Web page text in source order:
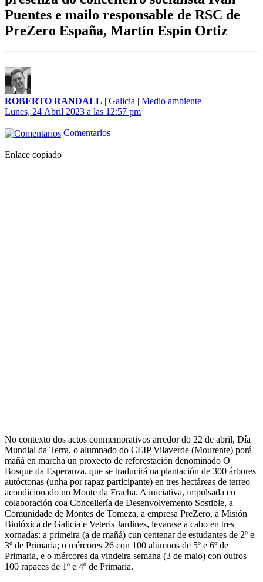
Puentes e mailo responsable de RSC de
PreZero España, Martín Espín Ortiz
ROBERTO RANDALL | Galicia | Medio ambiente
Lunes, 24 Abril 2023 a las 12:57 pm
Comentarios
Enlace copiado
No contexto dos actos conmemorativos arredor do 22 de abril, Día
Mundial da Terra, o alumnado do CEIP Vilaverde (Mourente) porá
mañá en marcha un proxecto de reforestación denominado O
Bosque da Esperanza, que se traducirá na plantación de 300 árbores
autóctonas (unha por rapaz participante) en tres hectáreas de terreo
acondicionado no Monte da Fracha. A iniciativa, impulsada en
colaboración coa Concellería de Desenvolvemento Sostible, a
Comunidade de Montes de Tomeza, a empresa PreZero, a Misión
Biolóxica de Galicia e Veteris Jardines, levarase a cabo en tres
xornadas: a primeira (a de mañá) cun centenar de estudantes de 2º e
3º de Primaria; o mércores 26 con 100 alumnos de 5º e 6º de
Primaria, e o mércores da vindeira semana (3 de maio) con outros
100 rapaces de 1º e 4º de Primaria.